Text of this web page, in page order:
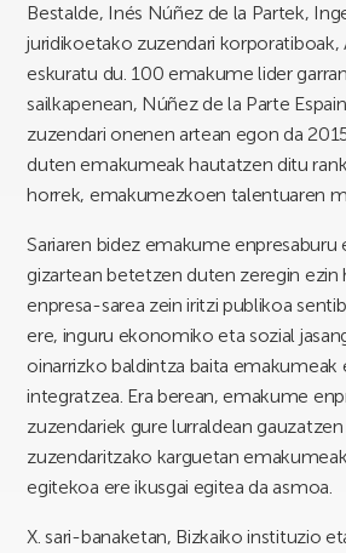
Bestalde, Inés Núñez de la Partek,
juridikoetako zuzendari korporatiboak,
eskuratu du. 100 emakume lider
sailkapenean, Núñez de la Parte
zuzendari onenen artean egon da
duten emakumeak hautatzen ditu
horrek, emakumezkoen talentuaren
Sariaren bidez emakume enpresaburu
gizartean betetzen duten zeregin ezin
enpresa-sarea zein iritzi publikoa
ere, inguru ekonomiko eta sozial
oinarrizko baldintza baita emakumeak
integratzea. Era berean, emakume
zuzendariek gure lurraldean
zuzendaritzako karguetan
egitekoa ere ikusgai egitea da asmoa.
X. sari-banaketan, Bizkaiko instituzio